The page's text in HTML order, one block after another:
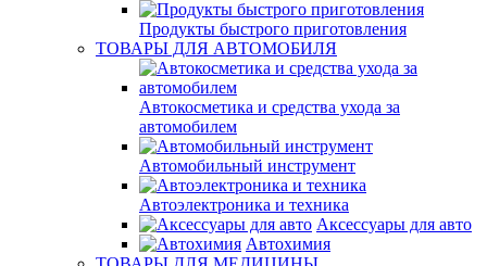
Продукты быстрого приготовления
ТОВАРЫ ДЛЯ АВТОМОБИЛЯ
Автокосметика и средства ухода за
автомобилем
Автомобильный инструмент
Автоэлектроника и техника
Аксессуары для авто
Автохимия